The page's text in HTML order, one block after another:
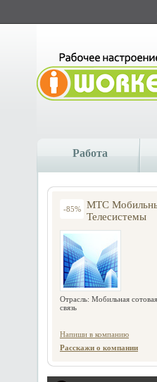
Работа
-85%
МТС
Телесистемы
Отрасль: Мобильная сотовая
связь
Напиши в компанию
Расскажи о компании